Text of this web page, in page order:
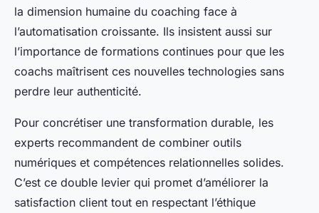
la dimension humaine du coaching face à
l’automatisation croissante. Ils insistent aussi sur
l’importance de formations continues pour que les
coachs maîtrisent ces nouvelles technologies sans
perdre leur authenticité.
Pour concrétiser une transformation durable, les
experts recommandent de combiner outils
numériques et compétences relationnelles solides.
C’est ce double levier qui promet d’améliorer la
satisfaction client tout en respectant l’éthique